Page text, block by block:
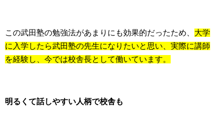
この武田塾の勉強法があまりにも効果的だったため、 大学
に入学したら武田塾の先生になりたいと思い、実際に講師
を経験し、今では校舎長として働いています。
明るくて話しやすい人柄で校舎も